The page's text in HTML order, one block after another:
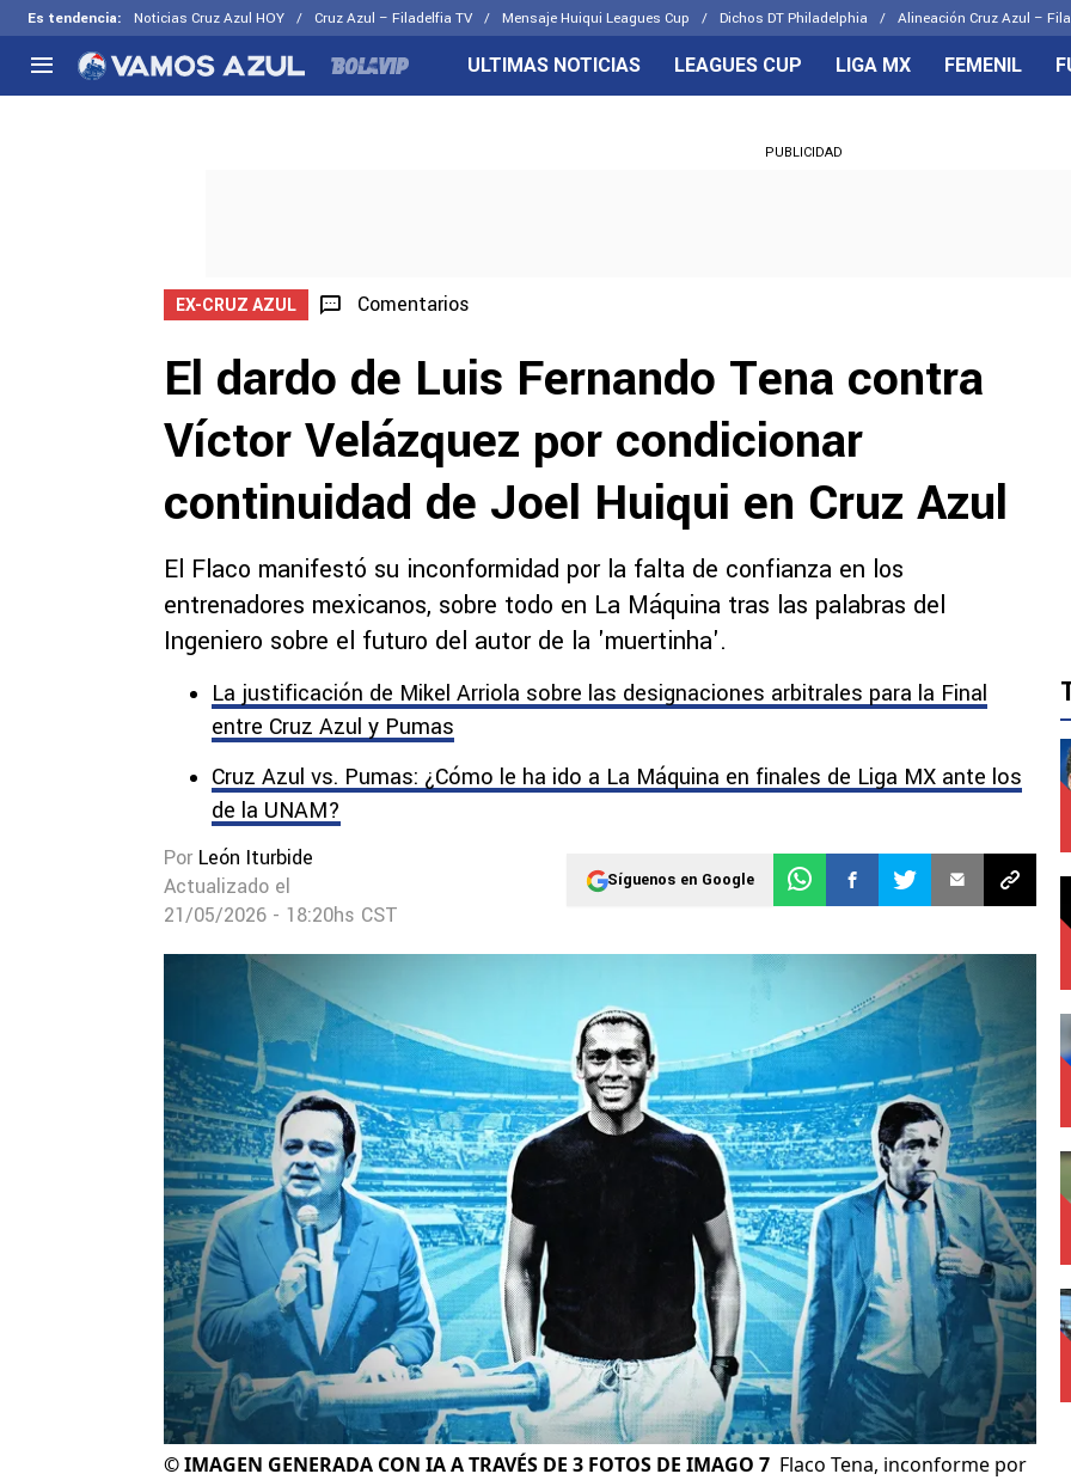
Es tendencia: Noticias Cruz Azul HOY Cruz Azul – Filadelfia TV Mensaje Huiqui Leagues Cup Dichos DT Philadelphia Alineación Cruz Azul –
Selección Mexicana
CELESTES
ULTIMAS NOTICIAS LEAGUES CUP LIGA MX FEMENIL
PUBLICIDAD
EX-CRUZ AZUL Comentarios
El dardo de Luis Fernando Tena contra
Víctor Velázquez por condicionar
continuidad de Joel Huiqui en Cruz Azul
El Flaco manifestó su inconformidad por la falta de confianza en los
entrenadores mexicanos, sobre todo en La Máquina tras las palabras del
Ingeniero sobre el futuro del autor de la 'muertinha'.
La justificación de Mikel Arriola sobre las designaciones arbitrales para la Final
entre Cruz Azul y Pumas
Cruz Azul vs. Pumas: ¿Cómo le ha ido a La Máquina en finales de Liga MX ante los
de la UNAM?
Por León Iturbide
Actualizado el
21/05/2026 - 18:20hs CST
Síguenos en Google
©IMAGEN GENERADA CON IA A TRAVÉS DE 3 FOTOS DE IMAGO 7 Flaco Tena, inconforme por